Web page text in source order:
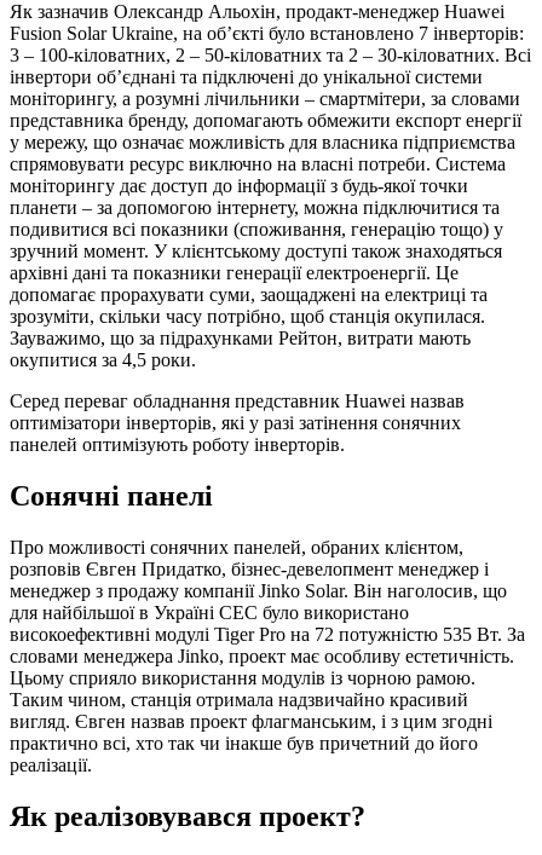
Як зазначив Олександр Альохін, продакт-менеджер Huawei
Fusion Solar Ukraine, на об’єкті було встановлено 7 інверторів:
3 – 100-кіловатних, 2 – 50-кіловатних та 2 – 30-кіловатних. Всі
інвертори об’єднані та підключені до унікальної системи
моніторингу, а розумні лічильники – смартмітери, за словами
представника бренду, допомагають обмежити експорт енергії
у мережу, що означає можливість для власника підприємства
спрямовувати ресурс виключно на власні потреби. Система
моніторингу дає доступ до інформації з будь-якої точки
планети – за допомогою інтернету, можна підключитися та
подивитися всі показники (споживання, генерацію тощо) у
зручний момент. У клієнтському доступі також знаходяться
архівні дані та показники генерації електроенергії. Це
допомагає прорахувати суми, заощаджені на електриці та
зрозуміти, скільки часу потрібно, щоб станція окупилася.
Зауважимо, що за підрахунками Рейтон, витрати мають
окупитися за 4,5 роки.
Серед переваг обладнання представник Huawei назвав
оптимізатори інверторів, які у разі затінення сонячних
панелей оптимізують роботу інверторів.
Сонячні панелі
Про можливості сонячних панелей, обраних клієнтом,
розповів Євген Придатко, бізнес-девелопмент менеджер і
менеджер з продажу компанії Jinko Solar. Він наголосив, що
для найбільшої в Україні СЕС було використано
високоефективні модулі Tiger Pro на 72 потужністю 535 Вт. За
словами менеджера Jinko, проект має особливу естетичність.
Цьому сприяло використання модулів із чорною рамою.
Таким чином, станція отримала надзвичайно красивий
вигляд. Євген назвав проект флагманським, і з цим згодні
практично всі, хто так чи інакше був причетний до його
реалізації.
Як реалізовувався проект?